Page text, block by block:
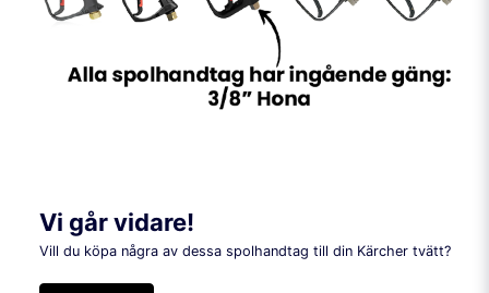
Vi går vidare!
Vill du köpa några av dessa spolhandtag till din Kärcher tvätt?